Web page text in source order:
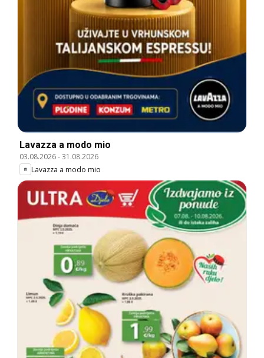
Lavazza a modo mio
03.08.2026-31.08.2026
Lavazza a modo mio